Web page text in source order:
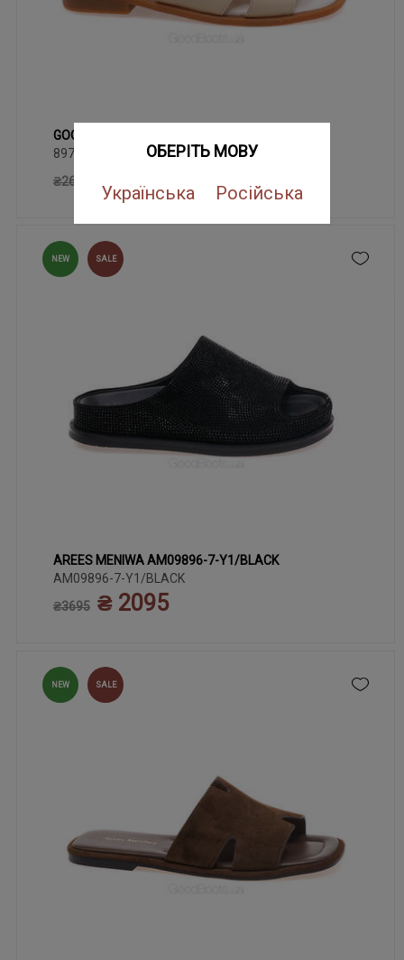
ОБЕРІТЬ МОВУ
Українська Російська
36 39 40 41
GOODBOOTS 8978-75-ST/BEIGE LTHR
8978-75-ST/BEIGE LTHR
₴2695
NEW SALE
36 37 38 39 40 41
AREES MENIWA AM09896-7-Y1/BLACK
AM09896-7-Y1/BLACK
₴3695 ₴ 2095
NEW SALE